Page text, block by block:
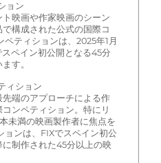
ョン
映画や作家映画のシーン
構成された公式の国際コ
ティションは、2025年1月
ペイン初公開となる45分
す。
ィション
端のアプローチによる作
ンペティション。特にリ
未満の映画製作者に焦点を
ョンは、FIXでスペイン初公
に制作された45分以上の映